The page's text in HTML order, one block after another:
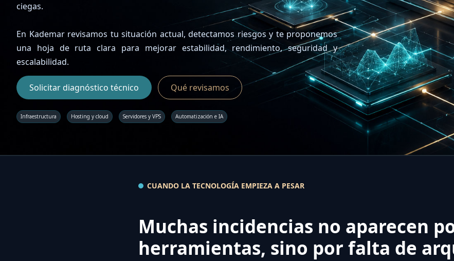
ciegas.
En Kademar revisamos tu situación actual, detectamos riesgos y te proponemos
una hoja de ruta clara para mejorar estabilidad, rendimiento, seguridad y
escalabilidad.
Solicitar diagnóstico técnico Qué revisamos
Infraestructura Hosting y cloud Servidores y VPS Automatización e IA
CUANDO LA TECNOLOGÍA EMPIEZA A PESAR
Muchas incidencias no aparecen
herramientas, sino por falta de